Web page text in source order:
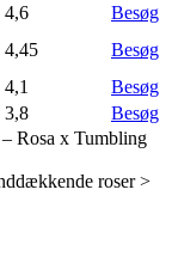
4,6
Besøg
4,45
Besøg
4,1
Besøg
3,8
Besøg
Rosa x Tumbling
roser >